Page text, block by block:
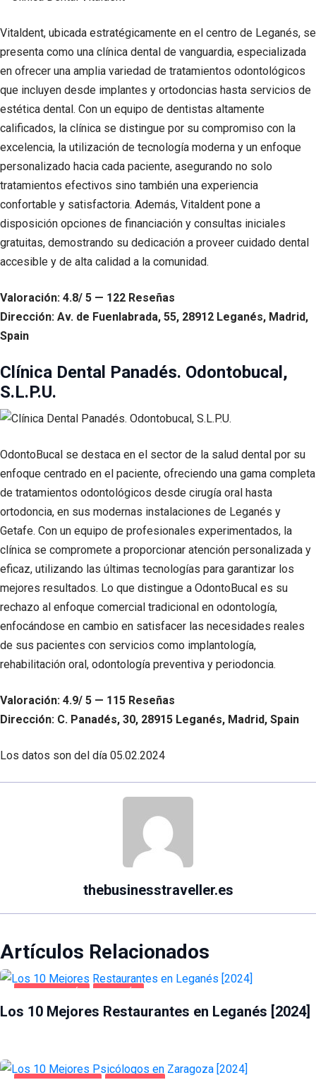
Vitaldent, ubicada estratégicamente en el centro de Leganés, se
presenta como una clínica dental de vanguardia, especializada
en ofrecer una amplia variedad de tratamientos odontológicos
que incluyen desde implantes y ortodoncias hasta servicios de
estética dental. Con un equipo de dentistas altamente
calificados, la clínica se distingue por su compromiso con la
excelencia, la utilización de tecnología moderna y un enfoque
personalizado hacia cada paciente, asegurando no solo
tratamientos efectivos sino también una experiencia
confortable y satisfactoria. Además, Vitaldent pone a
disposición opciones de financiación y consultas iniciales
gratuitas, demostrando su dedicación a proveer cuidado dental
accesible y de alta calidad a la comunidad.
Valoración: 4.8/ 5 — 122 Reseñas
Dirección: Av. de Fuenlabrada, 55, 28912 Leganés, Madrid,
Spain
Clínica Dental Panadés. Odontobucal,
S.L.P.U.
OdontoBucal se destaca en el sector de la salud dental por su
enfoque centrado en el paciente, ofreciendo una gama completa
de tratamientos odontológicos desde cirugía oral hasta
ortodoncia, en sus modernas instalaciones de Leganés y
Getafe. Con un equipo de profesionales experimentados, la
clínica se compromete a proporcionar atención personalizada y
eficaz, utilizando las últimas tecnologías para garantizar los
mejores resultados. Lo que distingue a OdontoBucal es su
rechazo al enfoque comercial tradicional en odontología,
enfocándose en cambio en satisfacer las necesidades reales
de sus pacientes con servicios como implantología,
rehabilitación oral, odontología preventiva y periodoncia.
Valoración: 4.9/ 5 — 115 Reseñas
Dirección: C. Panadés, 30, 28915 Leganés, Madrid, Spain
Los datos son del día 05.02.2024
thebusinesstraveller.es
Artículos Relacionados
Los 10 Mejores Restaurantes en Leganés [2024]